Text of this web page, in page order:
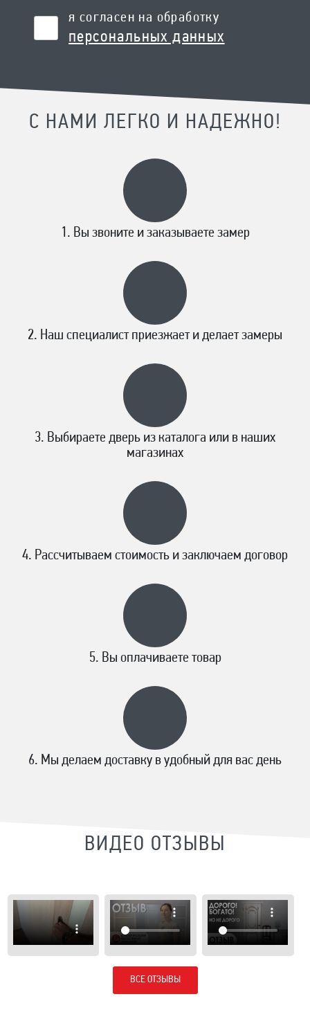
я согласен на обработку
персональных данных
С НАМИ ЛЕГКО И НАДЕЖНО!
Вы звоните и заказываете замер
Наш специалист приезжает и делает замеры
Выбираете дверь из каталога или в наших
магазинах
Рассчитываем стоимость и заключаем договор
Вы оплачиваете товар
Мы делаем доставку в удобный для вас день
ВИДЕО ОТЗЫВЫ
ВСЕ ОТЗЫВЫ